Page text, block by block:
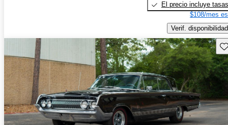
El precio incluye tasas
$108/mes
Verif. disponibilidad